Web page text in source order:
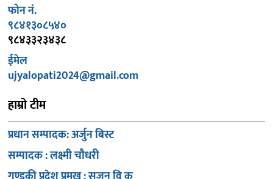
फोन नं.
९८४१३०८५४०
९८४३३२३४३८
ईमेल
ujyalopati2024@gmail.com
हाम्रो टीम
प्रधान सम्पादक: अर्जुन बिस्ट
सम्पादक : लक्ष्मी चौधरी